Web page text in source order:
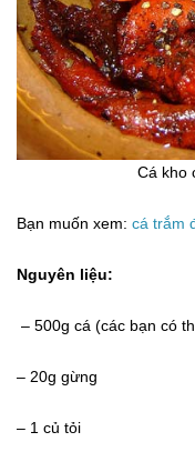
Cá kho
Bạn muốn xem: cá trắm
Nguyên liệu:
– 500g cá (các bạn có
– 20g gừng
– 1 củ tỏi